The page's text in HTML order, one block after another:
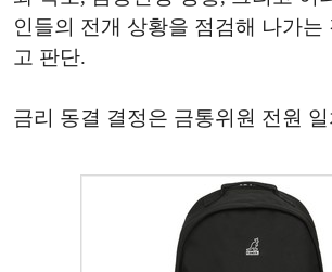
인들의 전개 상황을 점검해 나가는
고 판단.
금리 동결 결정은 금통위원 전원 일